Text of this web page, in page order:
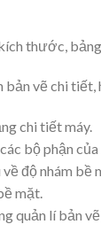
thước,
bản vẽ chi tiết,
chi tiết máy.
bộ phận
độ nhám bề
mặt.
quản lí bản